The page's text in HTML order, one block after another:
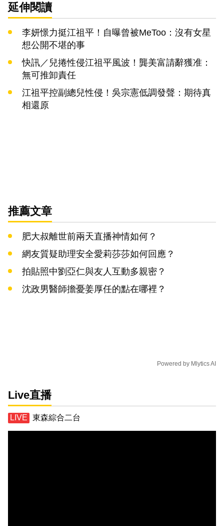
延伸閱讀
李妍憬力挺江祖平！自曝曾被MeToo：沒有女星
想公開不堪的事
快訊／兒捲性侵江祖平風波！龔美富請辭獲准：
無可推卸責任
江祖平控副總兒性侵！吳宗憲低調發聲：期待真
相還原
推薦文章
肥大叔離世前兩天直播神情如何？
網友質疑助理安全愛莉莎莎如何回應？
拍貼照中劉亞仁與友人互動多親密？
沈政男醫師擔憂姜厚任的點在哪裡？
Powered by Mlytics AI
Live直播
東森綜合二台